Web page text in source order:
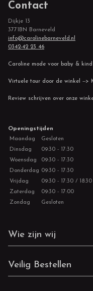
Contact
Dijkje 13
3771BN Barneveld
info@carolinebarneveld.nl
0342-42 23 46
Caroline mode voor baby &
Virtuele tour door de winkel -->
Review schrijven over onze
Openingstijden
Maandag
Gesloten
Dinsdag
09:30 - 17:30
Woensdag
09:30 - 17:30
Donderdag 09:30 - 17:30
Vrijdag
09:30 - 17:30 /
Zaterdag
09:30 - 17:00
Zondag
Gesloten
Wie zijn wij
Veilig Bestellen